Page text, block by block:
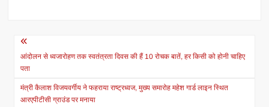
Post
navigation
आंदोलन से ध्वजारोहण तक स्वतंत्रता दिवस की हैं 10 रोचक बातें, हर किसी को होनी चाहिए
पता
मंत्री कैलाश विजयवर्गीय ने फहराया राष्‍ट्रध्वज, मुख्य समारोह महेश गार्ड लाइन स्थित
आरएपीटीसी ग्राउंड पर मनाया